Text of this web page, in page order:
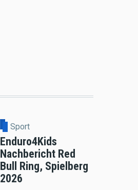
Sport
Enduro4Kids
Nachbericht Red
Bull Ring, Spielberg
2026